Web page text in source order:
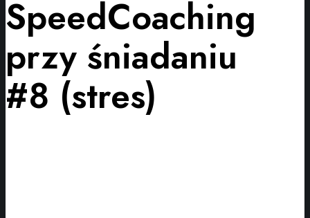
SpeedCoaching
przy śniadaniu
#8 (stres)